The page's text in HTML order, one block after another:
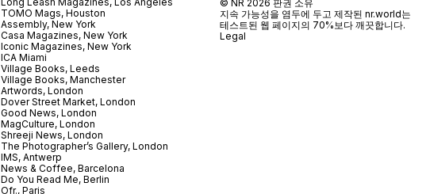
TOMO Mags, Houston
Assembly, New York
Casa Magazines, New York
Iconic Magazines, New York
ICA Miami
Village Books, Leeds
Village Books, Manchester
Artwords, London
Dover Street Market, London
Good News, London
MagCulture, London
Shreeji News, London
The Photographer’s Gallery, London
IMS, Antwerp
News & Coffee, Barcelona
Do You Read Me, Berlin
Ofr., Paris
© NR 2026 판권 소유
지속 가능성을 염두에 두고 제작된 nr.world는
테스트된 웹 페이지의 70%보다 깨끗합니다.
Legal